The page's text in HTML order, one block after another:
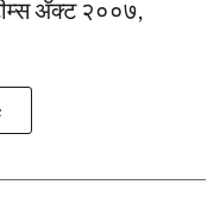
ॲक्ट २००७,